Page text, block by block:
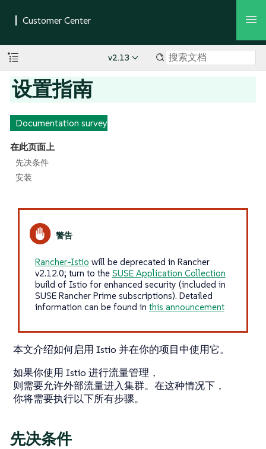
v2.13
设置指南
Documentation survey
在此页面上
先决条件
安装
Rancher-Istio will be deprecated in Rancher
v2.12.0; turn to the SUSE Application Collection
build of Istio for enhanced security (included in
SUSE Rancher Prime subscriptions). Detailed
information can be found in this announcement
本文介绍如何启用 Istio 并在你的项目中使用它。
如果你使用 Istio 进行流量管理，
则需要允许外部流量进入集群。在这种情况下，
你将需要执行以下所有步骤。
先决条件